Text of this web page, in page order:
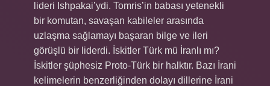
lideri Ishpakai’ydi. Tomris’in babası yetenekli
bir komutan, savaşan kabileler arasında
uzlaşma sağlamayı başaran bilge ve ileri
görüşlü bir liderdi. İskitler Türk mü İranlı mı?
İskitler şüphesiz Proto-Türk bir halktır. Bazı İrani
kelimelerin benzerliğinden dolayı dillerine İrani